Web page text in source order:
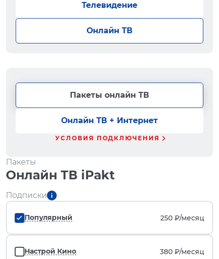
Телевидение
Онлайн ТВ
Пакеты онлайн ТВ
Онлайн ТВ + Интернет
УСЛОВИЯ ПОДКЛЮЧЕНИЯ
Пакеты
Онлайн ТВ iPakt
Подписки
Популярный 250 ₽/месяц
Настрой Кино 380 ₽/месяц